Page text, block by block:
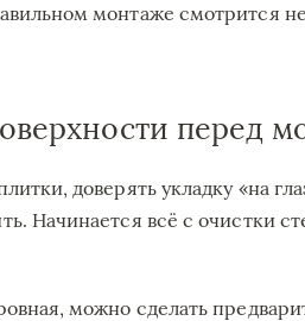
монтаже смотрится
перед
доверять укладку «на
Начинается всё с очистки
можно сделать